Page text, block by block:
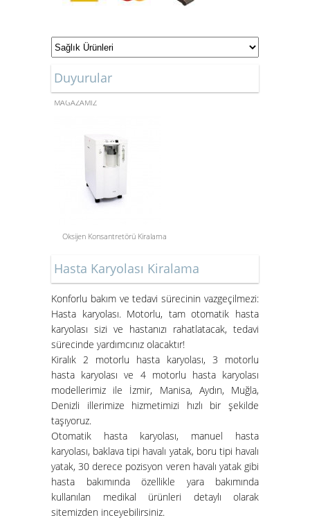
Duyurular
ONLİNE ALIŞVERİŞ
MAĞAZAMIZ
Oksijen Konsantretörü Kiralama
Öneme Sahip Bir Araç
Süper Konfor ile Hasta Bakım
İzmir Konak Hasta Yatağı
Kurulumları Devam Ediyor
Hasta Karyolası Kiralama
Konforlu bakım ve tedavi sürecinin vazgeçilmezi:
Hasta karyolası. Motorlu, tam otomatik hasta
karyolası sizi ve hastanızı rahatlatacak, tedavi
sürecinde yardımcınız olacaktır!
Kiralık 2 motorlu hasta karyolası, 3 motorlu
hasta karyolası ve 4 motorlu hasta karyolası
modellerimiz ile İzmir, Manisa, Aydın, Muğla,
Denizli illerimize hizmetimizi hızlı bir şekilde
taşıyoruz.
Otomatik hasta karyolası, manuel hasta
karyolası, baklava tipi havalı yatak, boru tipi havalı
yatak, 30 derece pozisyon veren havalı yatak gibi
hasta bakımında özellikle yara bakımında
kullanılan medikal ürünleri detaylı olarak
sitemizden inceyebilirsiniz.